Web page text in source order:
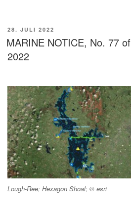
VERÖFFENTLICHT
AM
28. JULI 2022
MARINE NOTICE, No. 77 of
2022
Lough-Ree; Hexagon Shoal; © esri